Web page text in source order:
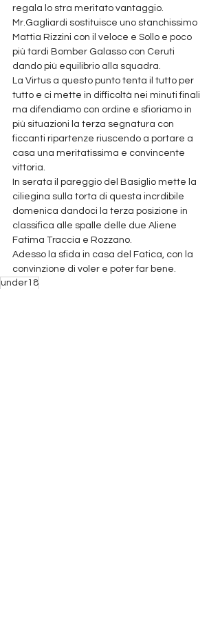
regala lo stra meritato vantaggio.
Mr.Gagliardi sostituisce uno stanchissimo
Mattia Rizzini con il veloce e Sollo e poco
più tardi Bomber Galasso con Ceruti
dando più equilibrio alla squadra.
La Virtus a questo punto tenta il tutto per
tutto e ci mette in difficoltà nei minuti finali
ma difendiamo con ordine e sfioriamo in
più situazioni la terza segnatura con
ficcanti ripartenze riuscendo a portare a
casa una meritatissima e convincente
vittoria.
In serata il pareggio del Basiglio mette la
ciliegina sulla torta di questa incrdibile
domenica dandoci la terza posizione in
classifica alle spalle delle due Aliene
Fatima Traccia e Rozzano.
Adesso la sfida in casa del Fatica, con la
convinzione di voler e poter far bene.
under18